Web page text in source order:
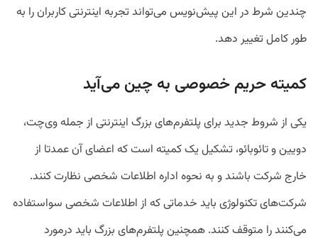
چندین شرط در این پیش‌نویس می‌تواند تجربه اینترنتی کاربران را به
طور کامل تغییر دهد.
کمیته حریم خصوصی به چین می‌آید
یکی از شروط جدید برای پلتفرم‌های بزرگ اینترنتی از جمله وی‌چت،
دویین و تائوبائو، تشکیل یک کمیته است که اعضای آن عمدتا از
خارج شرکت باشند و به نحوه اداره اطلاعات شخصی نظارت کنند.
شرکت‌های تکنولوژی باید خدماتی که از اطلاعات شخصی سواستفاده
می‌کنند را متوقف کنند. همچنین پلتفرم‌های بزرگ باید درمورد